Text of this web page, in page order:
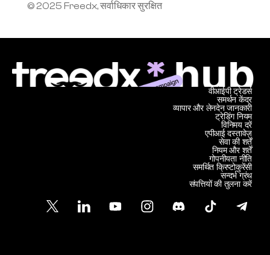
© 2025 Freedx, सर्वाधिकार सुरक्षित
समर्थन केंद्र
व्यापार और लेनदेन जानकारी
वीआईपी ट्रेडर्स
ट्रेडिंग नियम
विनिमय दरें
एपीआई दस्तावेज़
सेवा की शर्तें
नियम और शर्तें
गोपनीयता नीति
समर्थित क्रिप्टोकुरेंसी
सन्दर्भ ग्रंथ
संपत्तियों की तुलना करें